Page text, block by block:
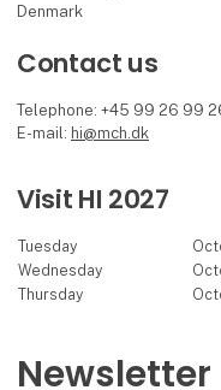
Denmark
Contact us
Telephone: +45 99 26 99
E-mail: hi@mch.dk
Visit HI 2027
Tuesday
Wednesday
Thursday
Newsletter